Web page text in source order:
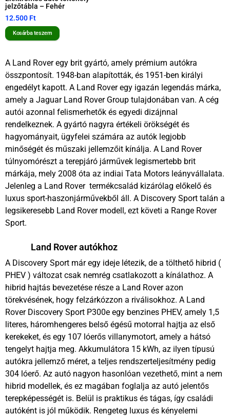
jelzőtábla – Fehér
12.500 Ft
Kosárba teszem
A Land Rover egy brit gyártó, amely prémium autókra
összpontosít. 1948-ban alapították, és 1951-ben királyi
engedélyt kapott. A Land Rover egy igazán legendás márka,
amely a Jaguar Land Rover Group tulajdonában van. A cég
autói azonnal felismerhetők és egyedi dizájnnal
rendelkeznek. A gyártó nagyra értékeli örökségét és
hagyományait, ügyfelei számára az autók legjobb
minőségét és műszaki jellemzőit kínálja. A Land Rover
túlnyomórészt a terepjáró járművek legismertebb brit
márkája, mely 2008 óta az indiai Tata Motors leányvállalata.
Jelenleg a Land Rover termékcsalád kizárólag előkelő és
luxus sport-haszonjárművekből áll. A Discovery Sport talán a
legsikeresebb Land Rover modell, ezt követi a Range Rover
Sport.
Land Rover autókhoz
A Discovery Sport már egy ideje létezik, de a tölthető hibrid (
PHEV ) változat csak nemrég csatlakozott a kínálathoz. A
hibrid hajtás bevezetése része a Land Rover azon
törekvésének, hogy felzárkózzon a riválisokhoz. A Land
Rover Discovery Sport P300e egy benzines PHEV, amely 1,5
literes, háromhengeres belső égésű motorral hajtja az első
kerekeket, és egy 107 lóerős villanymotort, amely a hátsó
tengelyt hajtja meg. Akkumulátora 15 kWh, az ilyen típusú
autókra jellemző méret, a teljes rendszerteljesítmény pedig
304 lóerő. Az autó nagyon hasonlóan vezethető, mint a nem
hibrid modellek, és ez magában foglalja az autó jelentős
terepképességét is. Belül is praktikus és tágas, így családi
autóként is jól működik. Rengeteg luxus és kényelemi